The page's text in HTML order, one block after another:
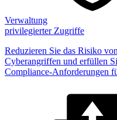
Verwaltung
privilegierter Zugriffe
Reduzieren Sie das Risiko
Cyberangriffen und erfüllen
Compliance-Anforderungen